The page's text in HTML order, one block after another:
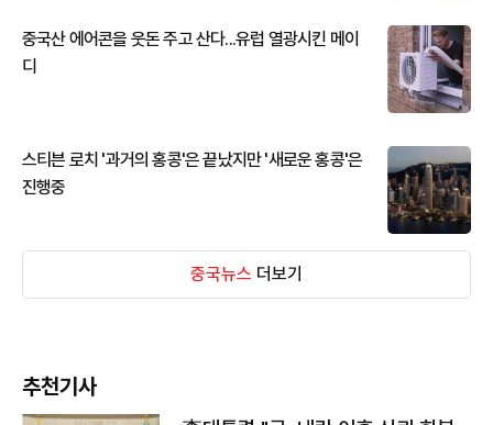
중국산 에어콘을 웃돈 주고 산다...유럽 열광시킨 메이
디
스티븐 로치 '과거의 홍콩'은 끝났지만 '새로운 홍콩'은
진행중
중국뉴스 더보기
추천기사